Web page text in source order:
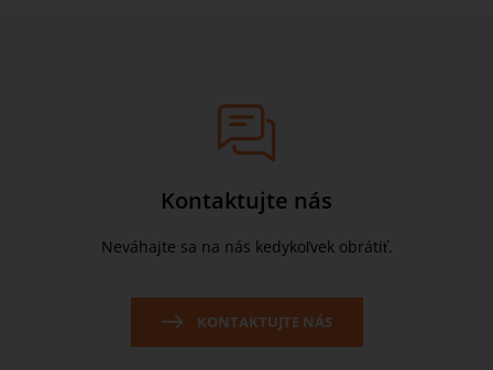
Kontaktujte nás
Neváhajte sa na nás kedykoľvek obrátiť.
KONTAKTUJTE NÁS